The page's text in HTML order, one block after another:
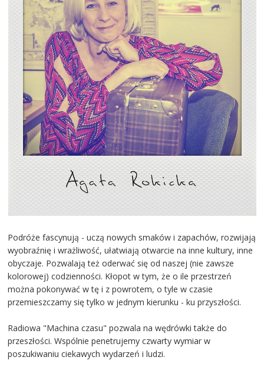
Podróże fascynują - uczą nowych smaków i zapachów, rozwijają
wyobraźnię i wrażliwość, ułatwiają otwarcie na inne kultury, inne
obyczaje. Pozwalają też oderwać się od naszej (nie zawsze
kolorowej) codzienności. Kłopot w tym, że o ile przestrzeń
można pokonywać w tę i z powrotem, o tyle w czasie
przemieszczamy się tylko w jednym kierunku - ku przyszłości.
Radiowa "Machina czasu" pozwala na wędrówki także do
przeszłości. Wspólnie penetrujemy czwarty wymiar w
poszukiwaniu ciekawych wydarzeń i ludzi.